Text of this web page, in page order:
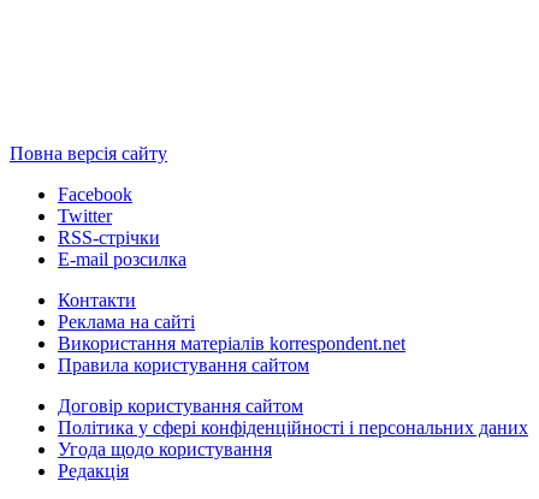
Повна версія сайту
Facebook
Twitter
RSS-стрічки
E-mail розсилка
Контакти
Реклама на сайті
Використання матеріалів korrespondent.net
Правила користування сайтом
Договір користування сайтом
Політика у сфері конфіденційності і персональних даних
Угода щодо користування
Редакція